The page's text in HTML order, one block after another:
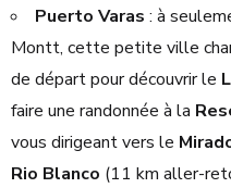
Puerto Varas : à
Montt, cette petite ville
de départ pour découvrir le
faire une randonnée à la
vous dirigeant vers le
Rio Blanco (11 km aller-